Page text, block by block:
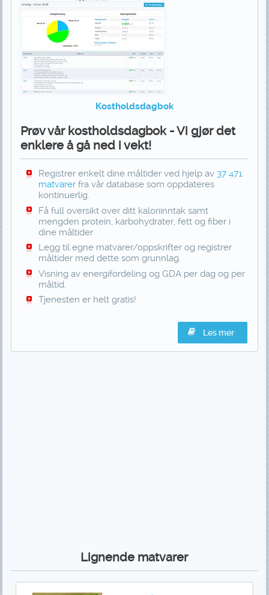
Kostholdsdagbok
Prøv vår kostholdsdagbok - Vi gjør det
enklere å gå ned i vekt!
Registrer enkelt dine måltider ved hjelp av 37 471
matvarer fra vår database som oppdateres
kontinuerlig.
Få full oversikt over ditt kaloriinntak samt
mengden protein, karbohydrater, fett og fiber i
dine måltider
Legg til egne matvarer/oppskrifter og registrer
måltider med dette som grunnlag.
Visning av energifordeling og GDA per dag og per
måltid.
Tjenesten er helt gratis!
Les mer
Lignende matvarer